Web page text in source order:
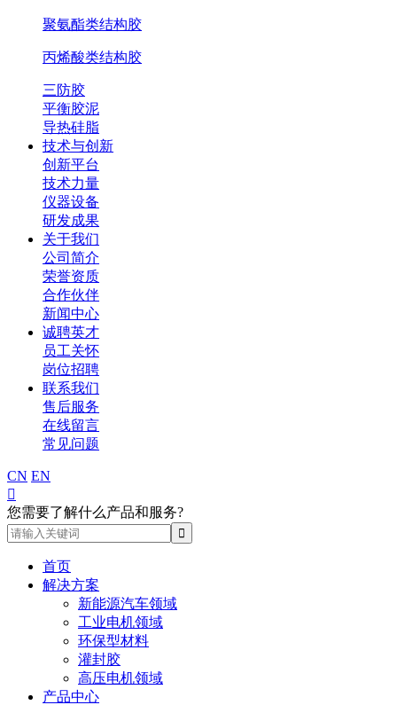
聚氨酯类结构胶
丙烯酸类结构胶
三防胶
平衡胶泥
导热硅脂
技术与创新
创新平台
技术力量
仪器设备
研发成果
关于我们
公司简介
荣誉资质
合作伙伴
新闻中心
诚聘英才
员工关怀
岗位招聘
联系我们
售后服务
在线留言
常见问题
CN EN

您需要了解什么产品和服务?
首页
解决方案
新能源汽车领域
工业电机领域
环保型材料
灌封胶
高压电机领域
产品中心